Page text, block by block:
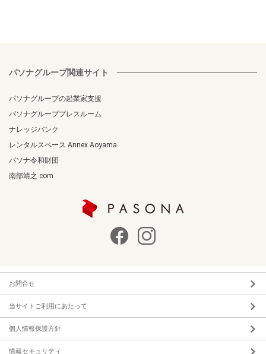
パソナグループ関連サイト
パソナグループの起業家支援
パソナグループプレスルーム
ナレッジバンク
レンタルスペース Annex Aoyama
パソナ令和財団
南部靖之.com
お問合せ
当サイトご利用にあたって
個人情報保護方針
情報セキュリティ